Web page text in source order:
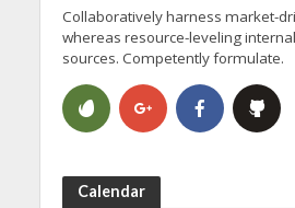
Collaboratively harness market-
whereas resource-leveling
sources. Competently formulate.
Calendar